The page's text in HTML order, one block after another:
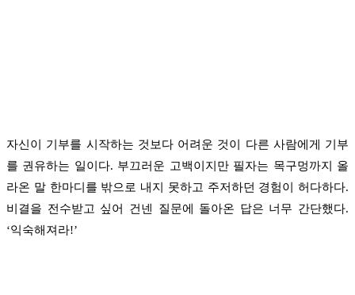
자신이 기부를 시작하는 것보다 어려운 것이 다른 사람에게 기부
를 권유하는 일이다. 부끄러운 고백이지만 필자는 목구멍까지 올
라온 말 한마디를 밖으로 내지 못하고 주저하던 경험이 허다하다.
비결을 전수받고 싶어 건넨 질문에 돌아온 답은 너무 간단했다.
‘익숙해져라!’